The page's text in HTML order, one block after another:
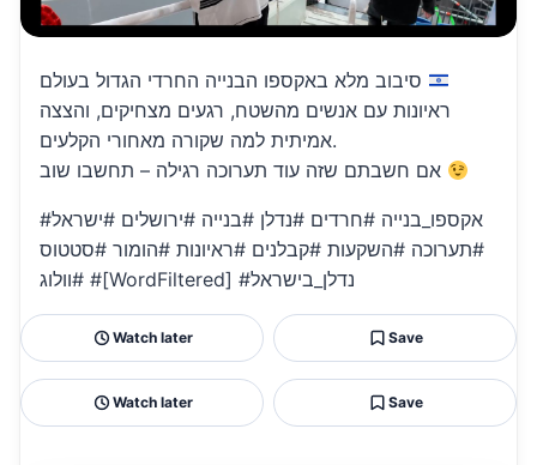
ראיונות עם אנשים מהשטח, רגעים מצחיקים, והצצה
אמיתית למה שקורה מאחורי הקלעים.
#אקספו_בנייה #חרדים #נדלן #בנייה #ירושלים #ישראל
#תערוכה #השקעות #קבלנים #ראיונות #הומור #סטטוס
#וולוג #[WordFiltered] #נדלן_בישראל
Watch later Save
Watch later Save